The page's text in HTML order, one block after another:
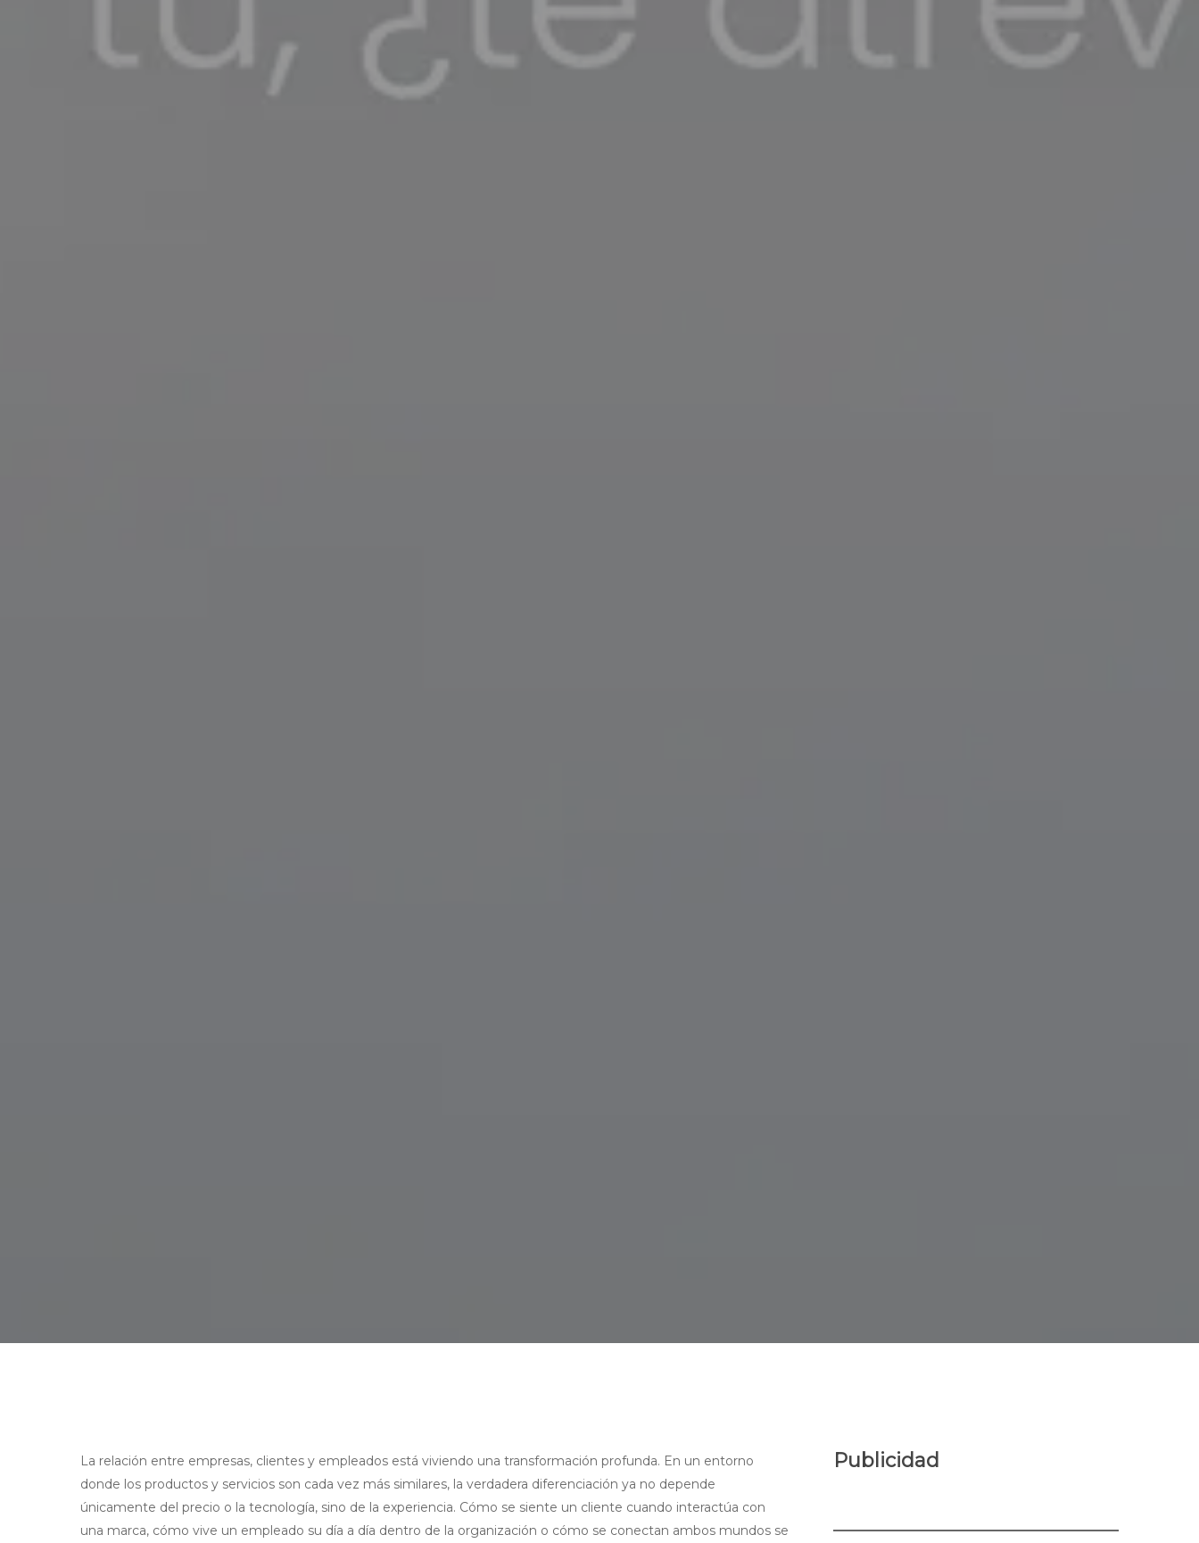
La relación entre empresas, clientes y empleados está viviendo una transformación profunda. En un entorno
donde los productos y servicios son cada vez más similares, la verdadera diferenciación ya no depende
únicamente del precio o la tecnología, sino de la experiencia. Cómo se siente un cliente cuando interactúa con
una marca, cómo vive un empleado su día a día dentro de la organización o cómo se conectan ambos mundos se
Publicidad